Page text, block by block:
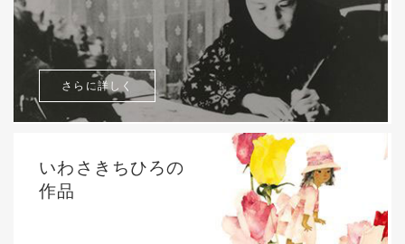
さらに詳しく
いわさきちひろの
作品